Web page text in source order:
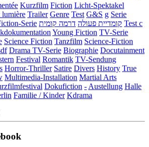
Kurzfilm Fiction Licht-Spektakel
lumière Trailer Genre Test G&S g Serie
Serie קומדיית פעולה דרמה קומית
Test c
Young Fiction TV-Serie
Science Fiction Tanzfilm Science-Fiction
Drama TV-Serie Biographie Docutainment
Festival Romantik TV-Sendung
Horror-Thriller Satire Divers History True
Multimedia-Installation Martial Arts
Dokufiction - Austellung Halle
Familie / Kinder Kdrama